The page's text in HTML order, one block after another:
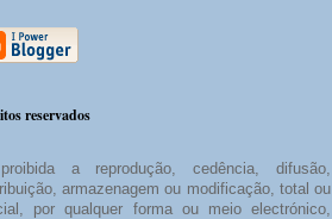
reservados
a reprodução, cedência, difusão,
armazenagem ou modificação, total ou
por qualquer forma ou meio electrónico,